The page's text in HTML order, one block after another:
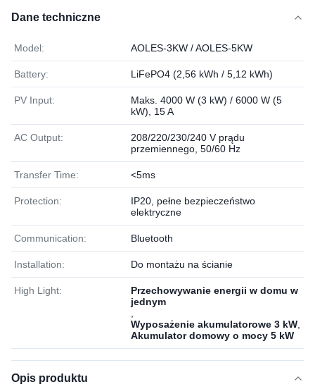
Dane techniczne
Model: AOLES-3KW / AOLES-5KW
Battery: LiFePO4 (2,56 kWh / 5,12 kWh)
PV Input:
Maks. 4000 W (3 kW) / 6000 W (5
kW), 15 A
AC Output:
208/220/230/240 V prądu
przemiennego, 50/60 Hz
Transfer Time: <5ms
Protection:
IP20, pełne bezpieczeństwo
elektryczne
Communication: Bluetooth
Installation: Do montażu na ścianie
High Light:
Przechowywanie energii w domu w
jednym
Wyposażenie akumulatorowe 3 kW
Akumulator domowy o mocy 5 kW
Opis produktu